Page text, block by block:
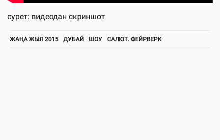
сурет: видеодан скриншот
ЖАҢА ЖЫЛ 2015 ДУБАЙ ШОУ САЛЮТ. ФЕЙРВЕРК